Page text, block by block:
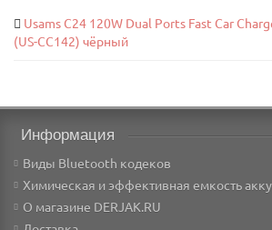
Usams C24 120W Dual Ports Fast Car
(US-CC142) чёрный
Информация
Виды Bluetooth кодеков
Химическая и эффективная емкость
О магазине DERJAK.RU